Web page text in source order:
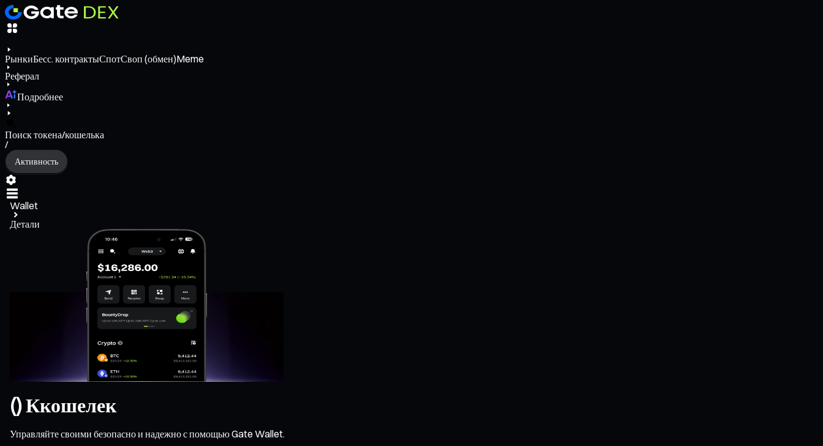
РынкиБесс. контрактыСпотСвоп (обмен)Meme
Реферал
Подробнее
Поиск токена/кошелька
/
Активность
Wallet
Детали
() Ккошелек
Управляйте своими безопасно и надежно с помощью Gate Wallet.